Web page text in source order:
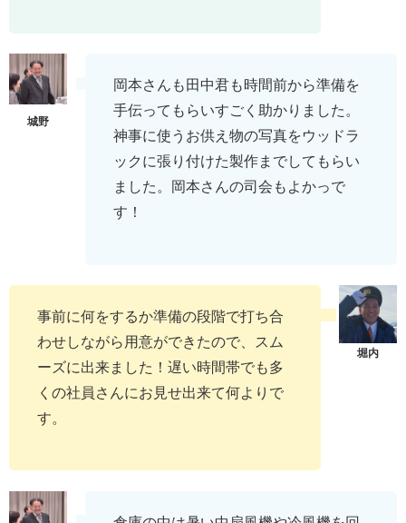
岡本さんも田中君も時間前から準備を
手伝ってもらいすごく助かりました。
神事に使うお供え物の写真をウッドラ
ックに張り付けた製作までしてもらい
ました。岡本さんの司会もよかっで
す！
事前に何をするか準備の段階で打ち合
わせしながら用意ができたので、スム
ーズに出来ました！遅い時間帯でも多
くの社員さんにお見せ出来て何よりで
す。